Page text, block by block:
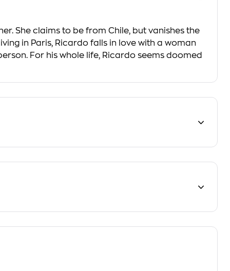
She claims to be from Chile, but vanishes the
in Paris, Ricardo falls in love with a woman
For his whole life, Ricardo seems doomed